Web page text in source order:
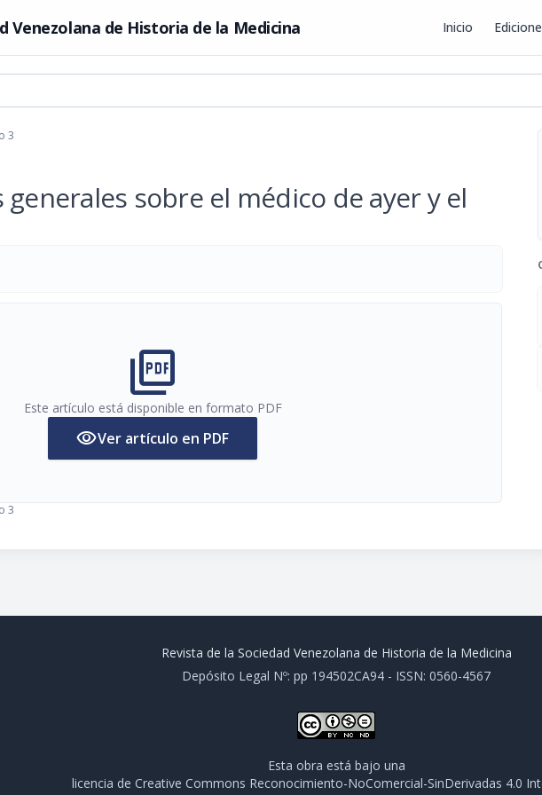
Venezolana de Historia de la Medicina Inicio
3
sobre el médico de ayer y el
picture_as_pdf
Este artículo está disponible en formato PDF
visibilityVer artículo en PDF
3
Revista de la Sociedad Venezolana de Historia de la Medicina
Depósito Legal Nº: pp 194502CA94 - ISSN: 0560-4567
Esta obra está bajo una
licencia de Creative Commons Reconocimiento-NoComercial-SinDerivadas 4.0